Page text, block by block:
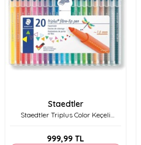
Staedtler
Staedtler Triplus Color Keçeli
999,99 TL